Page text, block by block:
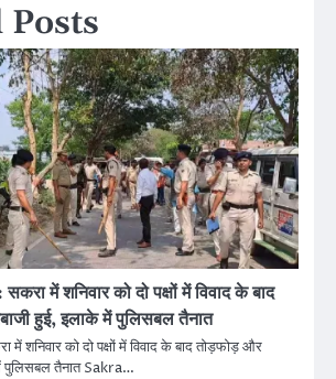
Posts
में शनिवार को दो पक्षों में विवाद के बाद
हुई, इलाके में पुलिसबल तैनात
को दो पक्षों में विवाद के बाद तोड़फोड़ और
पुलिसबल तैनात Sakra…